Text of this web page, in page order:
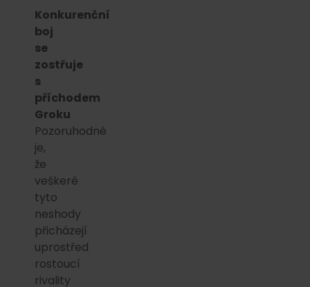
Konkurenční
boj
se
zostřuje
s
příchodem
Groku
Pozoruhodné
je,
že
veškeré
tyto
neshody
přicházejí
uprostřed
rostoucí
rivality